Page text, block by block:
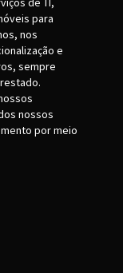
para
nos
e
sempre
nossos
por meio